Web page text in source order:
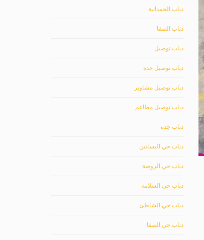
دباب الحمدانية
دباب الصفا
دباب توصيل
دباب توصيل جدة
دباب توصيل مشاوير
دباب توصيل مطاعم
دباب جدة
دباب حي البساتين
دباب حي الروضة
دباب حي السلامة
دباب حي الشاطئ
دباب حي الصفا